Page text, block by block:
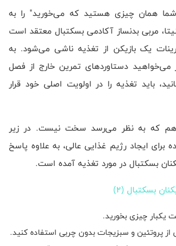
همان چیزی هستید که می‌خورید" را به
مربی بدنساز آکادمی بسکتبال معتقد است
یک بازیکن از تغذیه ناشی می‌شود. به
دستاوردهای تمرین خارج از فصل
باید تغذیه را در اولویت اصلی خود قرار
هم که به نظر می‌رسد سخت نیست. در زیر
برای ایجاد رژیم غذایی عالی، به علاوه پاسخ
بسکتبال در مورد تغذیه آمده است.
بسکتبال (2)
یکبار چیزی بخورید.
از پروتئین و سبزیجات بدون چربی استفاده کنید.